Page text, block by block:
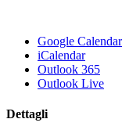
Google Calendar
iCalendar
Outlook 365
Outlook Live
Dettagli